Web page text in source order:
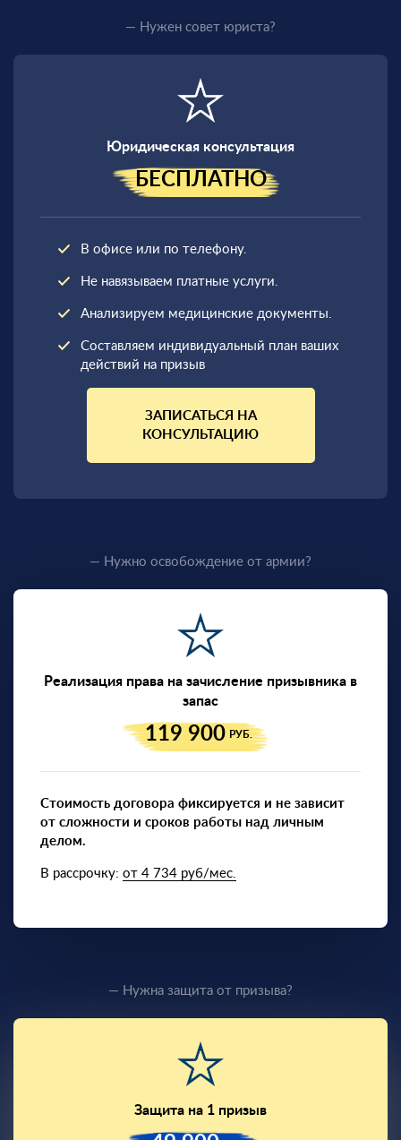
— Нужен совет юриста?
Юридическая консультация
БЕСПЛАТНО
В офисе или по телефону.
Не навязываем платные услуги.
Анализируем медицинские документы.
Составляем индивидуальный план ваших
действий на призыв
ЗАПИСАТЬСЯ НА
КОНСУЛЬТАЦИЮ
— Нужно освобождение от армии?
Реализация права на зачисление призывника в
запас
119 900 РУБ.
Стоимость договора фиксируется и не зависит
от сложности и сроков работы над личным
делом.
В рассрочку: от 4 734 руб/мес.
— Нужна защита от призыва?
Защита на 1 призыв